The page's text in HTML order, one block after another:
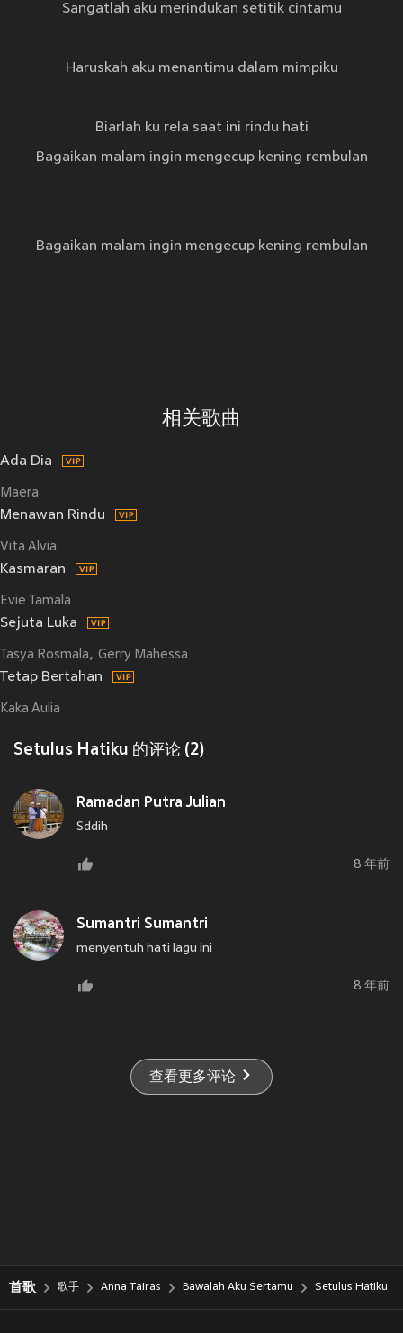
Sangatlah aku merindukan setitik cintamu
Haruskah aku menantimu dalam mimpiku
Biarlah ku rela saat ini rindu hati
Bagaikan malam ingin mengecup kening rembulan
Bagaikan malam ingin mengecup kening rembulan
相关歌曲
Ada Dia
Maera
Menawan Rindu
Vita Alvia
Kasmaran
Evie Tamala
Sejuta Luka
Tasya Rosmala Gerry Mahessa
Tetap Bertahan
Kaka Aulia
Setulus Hatiku 的评论 (2)
Ramadan Putra Julian
Sddih
8 年前
Sumantri Sumantri
menyentuh hati lagu ini
8 年前
查看更多评论
首歌 歌手 Anna Tairas Bawalah Aku Sertamu Setulus Hatiku